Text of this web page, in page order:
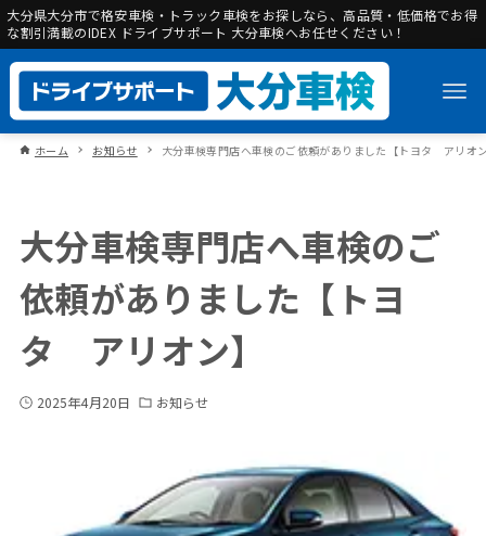
大分県大分市で格安車検・トラック車検をお探しなら、高品質・低価格でお得
な割引満載のIDEX ドライブサポート 大分車検へお任せください！
ホーム お知らせ 大分車検専門店へ車検のご依頼がありました【トヨタ アリオ
大分車検専門店へ車検のご
依頼がありました【トヨ
タ アリオン】
2025年4月20日 お知らせ